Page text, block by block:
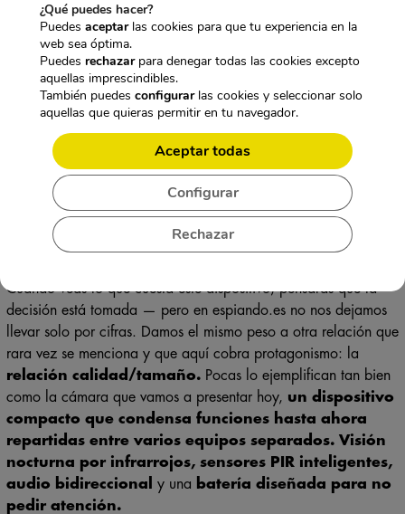
COMPACTA COMO UN
ACCESORIO. COMPLETA COMO
UN SISTEMA.
La vigilancia se ha vuelto ligera, solar y autónoma.
Se habla mucho de la relación calidad/precio. Se mide, se
discute, se compara al milímetro, como si ahorrar fuese
Cuando veas lo que cuesta este dispositivo, pensarás que la
decisión está tomada — pero en espiando.es no nos dejamos
llevar solo por cifras. Damos el mismo peso a otra relación que
rara vez se menciona y que aquí cobra protagonismo: la
relación calidad/tamaño.Pocas lo ejemplifican tan bien
como la cámara que vamos a presentar hoy, un dispositivo
compacto que condensa funciones hasta ahora
repartidas entre varios equipos separados. Visión
nocturna por infrarrojos, sensores PIR inteligentes,
audio bidireccional
y una batería diseñada para no
pedir atención.
¿Qué puedes hacer?
Puedes aceptarlas cookies para que tu experiencia en la
web sea óptima.
Puedes rechazarpara denegar todas las cookies excepto
aquellas imprescindibles.
También puedes configurarlas cookies y seleccionar solo
aquellas que quieras permitir en tu navegador.
Aceptar todas
Rechazar
Configurar